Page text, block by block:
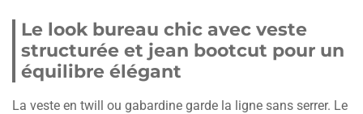
Le look bureau chic avec veste
structurée et jean bootcut pour un
équilibre élégant
La veste en twill ou gabardine garde la ligne sans serrer. Le